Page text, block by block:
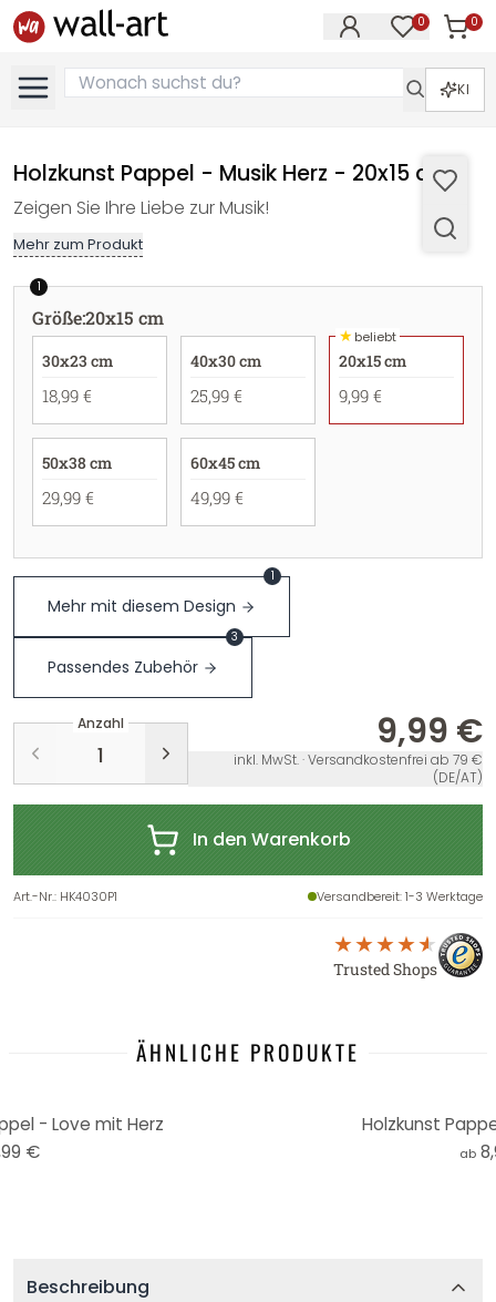
0 0
KI
Holzkunst Pappel - Musik Herz - 20x15 cm
Zeigen Sie Ihre Liebe zur Musik!
Mehr zum Produkt
1
Größe:20x15 cm
30x23 cm
18,99 €
40x30 cm
25,99 €
★beliebt
20x15 cm
9,99 €
50x38 cm
29,99 €
60x45 cm
49,99 €
Mehr mit diesem Design
1
Passendes Zubehör
3
Anzahl 9,99 €
inkl. MwSt. · Versandkostenfrei ab 79 €
(DE/AT)
In den Warenkorb
Art.-Nr.: HK4030P1 Versandbereit: 1-3 Werktage
Trusted Shops
ÄHNLICHE PRODUKTE
- Love mit Herz
€
Holzkunst
ab
Beschreibung